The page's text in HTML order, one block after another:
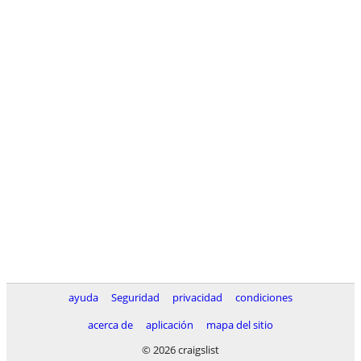
ayuda Seguridad privacidad
condiciones
acerca de
aplicación
mapa del sitio
© 2026 craigslist